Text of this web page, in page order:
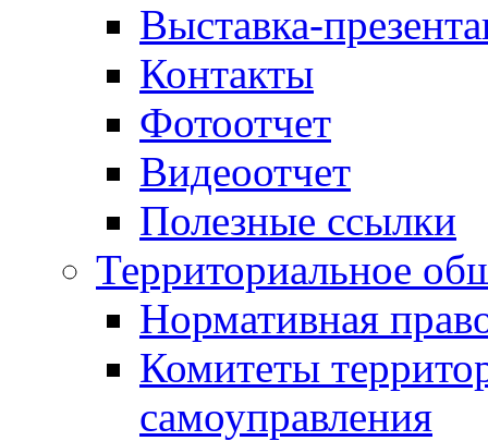
Выставка-
Контакты
Фотоотчет
Видеоотчет
Полезные ссылки
Территориальное
Нормативная
Комитеты
самоуправления